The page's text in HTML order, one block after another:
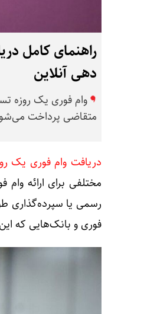
راهنمای کامل
دهی آنلاین
وام فوری یک روزه
متقاضی پرداخت
دریافت وام فوری یک
مختلفی برای ارائه
رسمی یا سپرده‌گذاری
فوری و بانک‌هایی که